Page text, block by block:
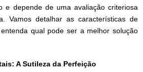
e depende de uma avaliação criteriosa
Vamos detalhar as características de
qual pode ser a melhor solução
A Sutileza da Perfeição